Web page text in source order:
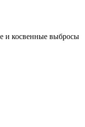
и косвенные выбросы